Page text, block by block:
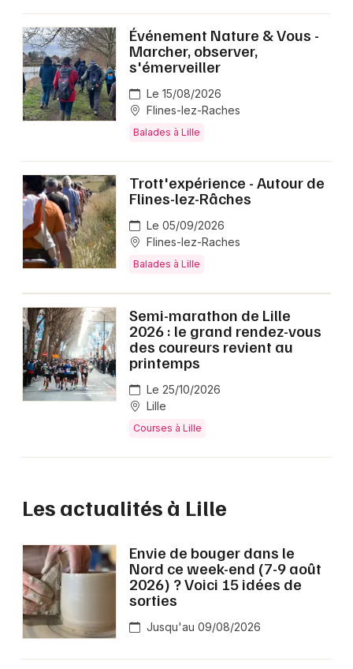
Événement Nature & Vous -
Marcher, observer,
s'émerveiller
Le 15/08/2026
Flines-lez-Raches
Balades à Lille
Trott'expérience - Autour de
Flines-lez-Râches
Le 05/09/2026
Flines-lez-Raches
Balades à Lille
Semi-marathon de Lille
2026 : le grand rendez-vous
des coureurs revient au
printemps
Le 25/10/2026
Lille
Courses à Lille
Les actualités à Lille
Envie de bouger dans le
Nord ce week-end (7-9 août
2026) ? Voici 15 idées de
sorties
Jusqu'au 09/08/2026